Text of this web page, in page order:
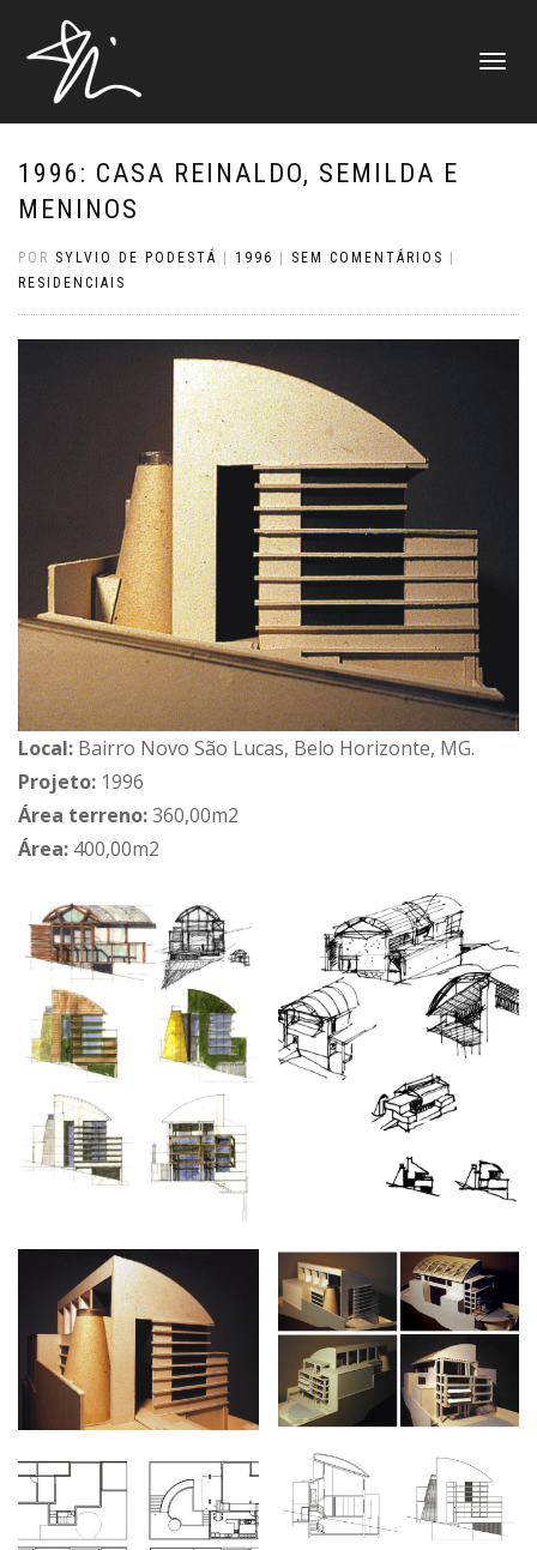
ALTERNAR
1996: CASA REINALDO, SEMILDA E
MENINOS
POR SYLVIO DE PODESTÁ 1996 SEM COMENTÁRIOS
RESIDENCIAIS
Local: Bairro Novo São Lucas, Belo Horizonte, MG.
Projeto: 1996
Área terreno:360,00m2
Área: 400,00m2